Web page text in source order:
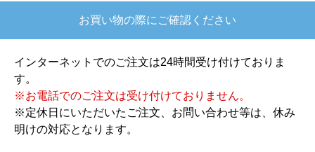
もあると思いますがあまりに早かったので少し驚
【その他感想・コメント】
ショップからの連絡もしっかりありましたし、商
お買い物の際にご確認ください
インターネットでのご注文は24時間受け付けておりま
す。
※お電話でのご注文は受け付けておりません。
※定休日にいただいたご注文、お問い合わせ等は、休み
明けの対応となります。